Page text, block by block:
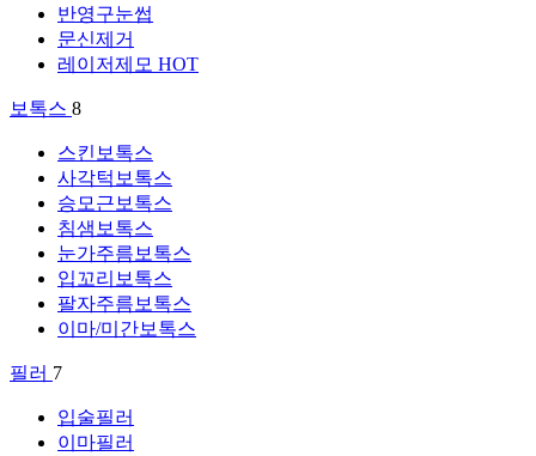
반영구눈썹
문신제거
레이저제모 HOT
보톡스 8
스킨보톡스
사각턱보톡스
승모근보톡스
침샘보톡스
눈가주름보톡스
입꼬리보톡스
팔자주름보톡스
이마/미간보톡스
필러 7
입술필러
이마필러